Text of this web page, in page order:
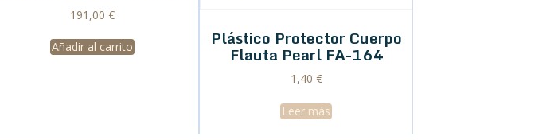
191,00 €
Añadir al carrito Plástico Protector Cuerpo
Flauta Pearl FA-164
1,40 €
Leer más